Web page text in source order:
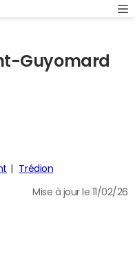
Guyomard
Trédion
Mise à jour le 11/02/26